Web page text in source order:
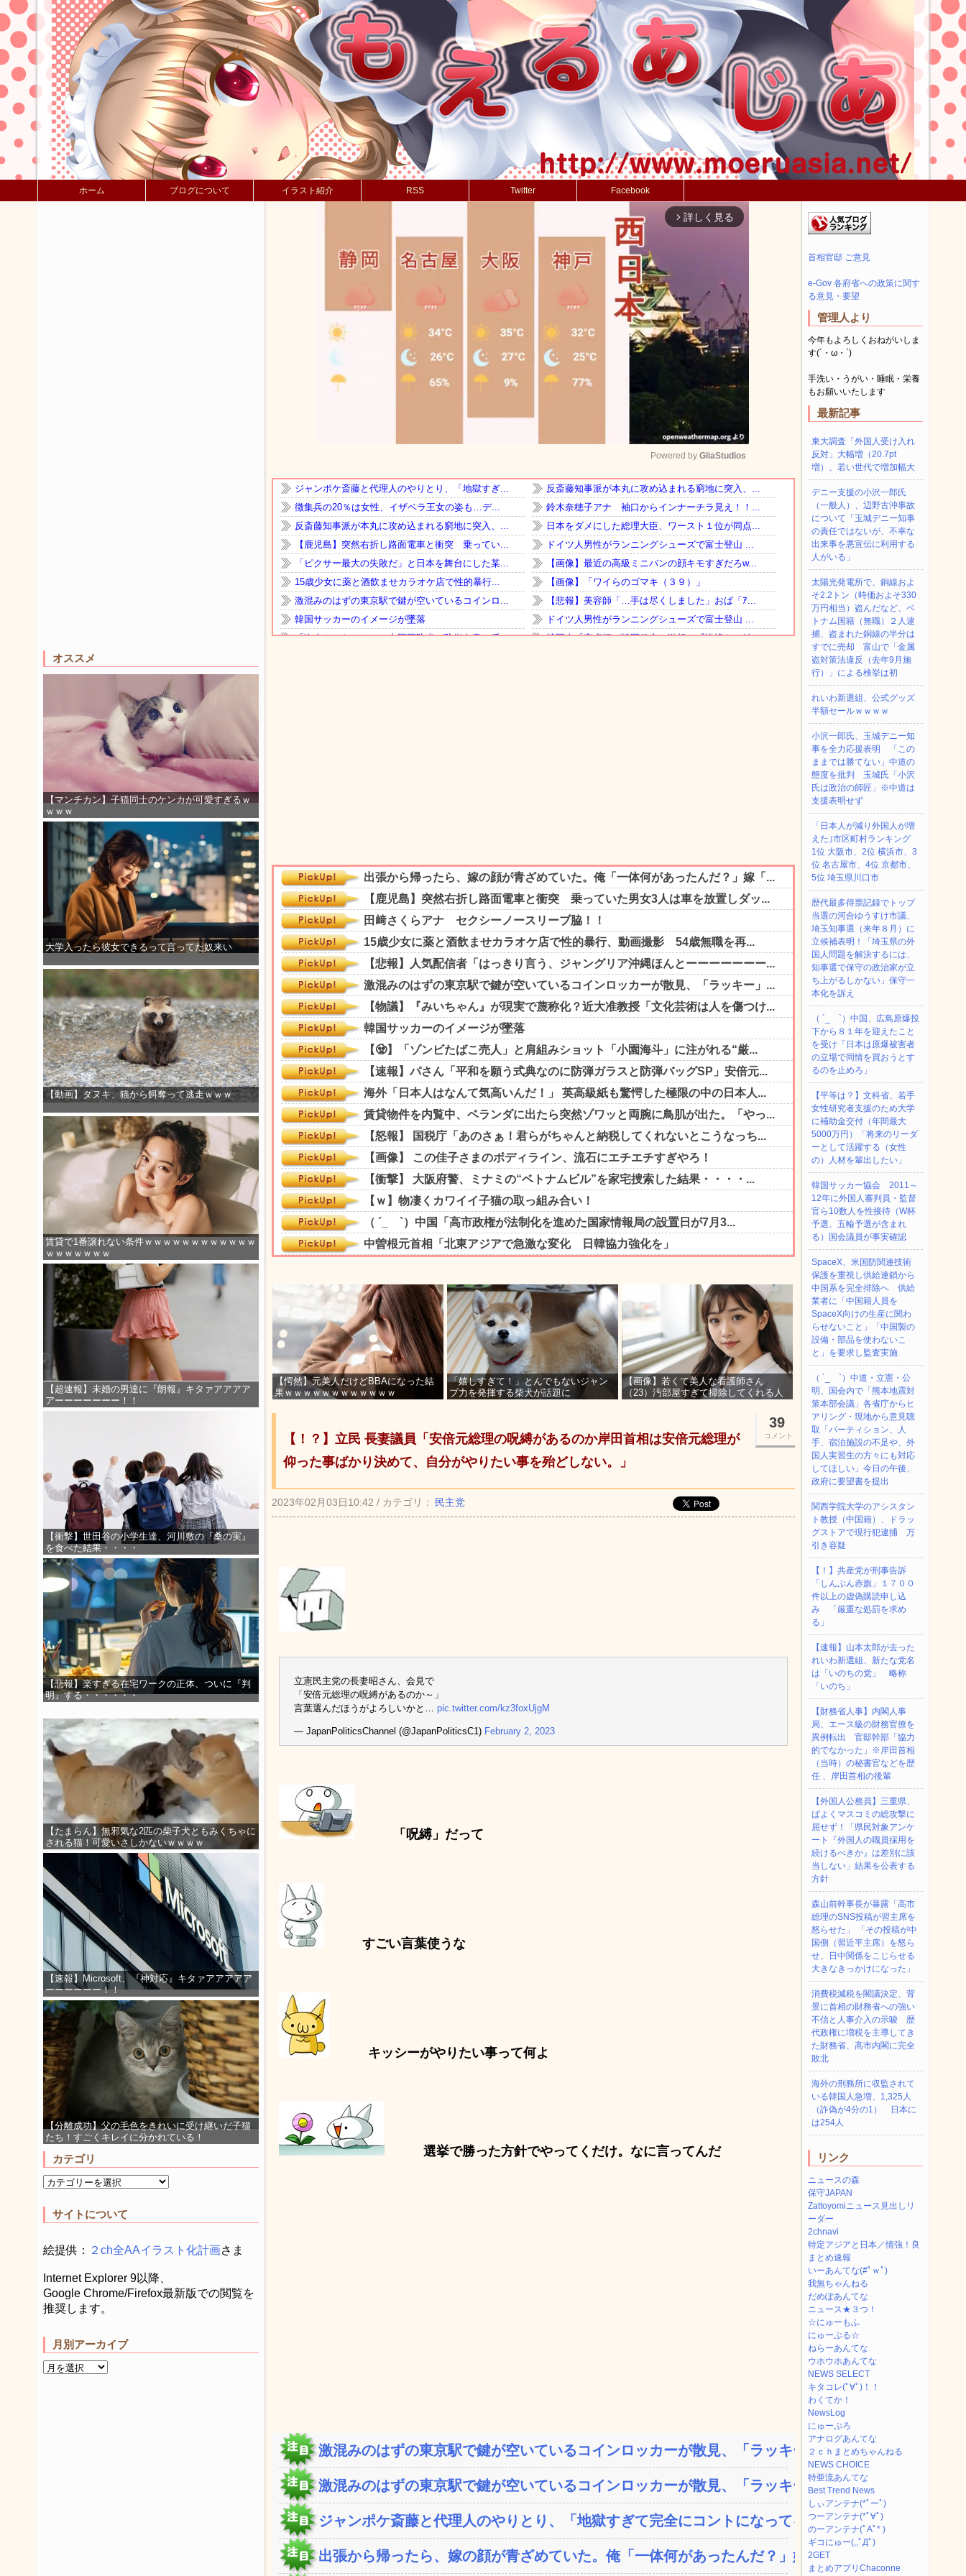
ホーム ブログについて イラスト紹介 RSS Twitter Facebook
オススメ
【マンチカン】子猫同士のケンカが可愛すぎるｗ
ｗｗｗ
大学入ったら彼女できるって言ってた奴来い
【動画】タヌキ、猫から餌奪って逃走ｗｗｗ
賃貸で1番譲れない条件ｗｗｗｗｗｗｗｗｗｗｗｗ
ｗｗｗｗｗｗｗ
【超速報】未婚の男達に『朗報』キタァアアアア
アーーーーーーー！！
【衝撃】世田谷の小学生達、河川敷の『桑の実』
を食べた結果・・・・
【悲報】楽すぎる在宅ワークの正体、ついに『判
明』する・・・・・・
【たまらん】無邪気な2匹の柴子犬ともみくちゃに
される猫！可愛いさしかないｗｗｗｗ
【速報】Microsoft、『神対応』キタァアアアアア
ーーーーーー！！
【分離成功】父の毛色をきれいに受け継いだ子猫
たち！すごくキレイに分かれている！
カテゴリ
サイトについて
絵提供： ２ch全AAイラスト化計画さま
Internet Explorer 9以降、
Google Chrome/Firefox最新版での閲覧を
推奨します。
月別アーカイブ
arrow_forward_ios 詳しく見る
Mute
Powered by GliaStudios
【愕然】元美人だけどBBAになった結
果ｗｗｗｗｗｗｗｗｗｗｗｗ
「嬉しすぎて！」とんでもないジャン
プ力を発揮する柴犬が話題に
【画像】若くて美人な看護師さん
（23）汚部屋すぎて掃除してくれる人
39
コメント
【！？】立民 長妻議員「安倍元総理の呪縛があるのか岸田首相は安倍元総理が
仰った事ばかり決めて、自分がやりたい事を殆どしない。」
2023年02月03日10:42 / カテゴリ： 民主党
立憲民主党の長妻昭さん、会見で
「安倍元総理の呪縛があるのか～」
言葉選んだほうがよろしいかと… pic.twitter.com/kz3foxUjgM
— JapanPoliticsChannel (@JapanPoliticsC1) February 2, 2023
「呪縛」だって
すごい言葉使うな
キッシーがやりたい事って何よ
選挙で勝った方針でやってくだけ。なに言ってんだ
激混みのはずの東京駅で鍵が空いているコインロッカーが散見、「ラッキー」...
激混みのはずの東京駅で鍵が空いているコインロッカーが散見、「ラッキー」...
ジャンポケ斎藤と代理人のやりとり、「地獄すぎて完全にコントになってる…...
出張から帰ったら、嫁の顔が青ざめていた。俺「一体何があったんだ？」嫁「...
首相官邸 ご意見
e-Gov 各府省への政策に関す
る意見・要望
管理人より
今年もよろしくおねがいしま
す(´・ω・`)
手洗い・うがい・睡眠・栄養
もお願いいたします
最新記事
東大調査「外国人受け入れ
反対」大幅増（20.7pt
増）、若い世代で増加幅大
デニー支援の小沢一郎氏
（一般人）、辺野古沖事故
について「玉城デニー知事
の責任ではないが、不幸な
出来事を悪宣伝に利用する
人がいる」
太陽光発電所で、銅線およ
そ2.2トン（時価およそ330
万円相当）盗んだなど、ベ
トナム国籍（無職）２人逮
捕、盗まれた銅線の半分は
すでに売却 富山で「金属
盗対策法違反（去年9月施
行）」による検挙は初
れいわ新選組、公式グッズ
半額セールｗｗｗｗ
小沢一郎氏、玉城デニー知
事を全力応援表明 「この
ままでは勝てない」中道の
態度を批判 玉城氏「小沢
氏は政治の師匠」※中道は
支援表明せず
「日本人が減り外国人が増
えた｣市区町村ランキング
1位 大阪市、2位 横浜市、3
位 名古屋市、4位 京都市、
5位 埼玉県川口市
歴代最多得票記録でトップ
当選の河合ゆうすけ市議、
埼玉知事選（来年８月）に
立候補表明！「埼玉県の外
国人問題を解決するには、
知事選で保守の政治家が立
ち上がるしかない」保守一
本化を訴え
（ ´_ゝ`）中国、広島原爆投
下から８１年を迎えたこと
を受け「日本は原爆被害者
の立場で同情を買おうとす
るのを止めろ」
【平等は？】文科省、若手
女性研究者支援のため大学
に補助金交付（年間最大
5000万円）「将来のリーダ
ーとして活躍する（女性
の）人材を輩出したい」
韓国サッカー協会 2011～
12年に外国人審判員・監督
官ら10数人を性接待（W杯
予選、五輪予選が含まれ
る）国会議員が事実確認
SpaceX、米国防関連技術
保護を重視し供給連鎖から
中国系を完全排除へ 供給
業者に「中国籍人員を
SpaceX向けの生産に関わ
らせないこと」「中国製の
設備・部品を使わないこ
と」を要求し監査実施
（ ´_ゝ`）中道・立憲・公
明、国会内で「熊本地震対
策本部会議」各省庁からヒ
アリング・現地から意見聴
取「パーティション、人
手、宿泊施設の不足や、外
国人実習生の方々にも対応
してほしい」今日の午後、
政府に要望書を提出
関西学院大学のアシスタン
ト教授（中国籍）、ドラッ
グストアで現行犯逮捕 万
引き容疑
【！】共産党が刑事告訴
「しんぶん赤旗」１７００
件以上の虚偽購読申し込
み 「厳重な処罰を求め
る」
【速報】山本太郎が去った
れいわ新選組、新たな党名
は「いのちの党」 略称
「いのち」
【財務省人事】内閣人事
局、エース級の財務官僚を
異例転出 官邸幹部「協力
的でなかった」※岸田首相
（当時）の秘書官などを歴
任 、岸田首相の後輩
【外国人公務員】三重県、
ぱよくマスコミの総攻撃に
屈せず！「県民対象アンケ
ート『外国人の職員採用を
続けるべきか』は差別に該
当しない」結果を公表する
方針
森山前幹事長が暴露「高市
総理のSNS投稿が習主席を
怒らせた」 「その投稿が中
国側（習近平主席）を怒ら
せ、日中関係をこじらせる
大きなきっかけになった」
消費税減税を閣議決定、背
景に首相の財務省への強い
不信と人事介入の示唆 歴
代政権に増税を主導してき
た財務省、高市内閣に完全
敗北
海外の刑務所に収監されて
いる韓国人急増、1,325人
（詐偽が4分の1） 日本に
は254人
リンク
ニュースの森
保守JAPAN
Zattoyomiニュース見出しリ
ーダー
2chnavi
特定アジアと日本／情強！良
まとめ速報
いーあんてな(#ﾟｗﾟ)
我無ちゃんねる
だめぽあんてな
ニュース★３つ！
☆にゅーもふ
にゅーぷる☆
ねらーあんてな
ウホウホあんてな
NEWS SELECT
キタコレ(ﾟ∀ﾟ)！！
わくてか！
NewsLog
にゅーぷろ
アナログあんてな
２ｃｈまとめちゃんねる
NEWS CHOICE
特亜流あんてな
Best Trend News
しぃアンテナ(*ﾟーﾟ)
つーアンテナ(*ﾟ∀ﾟ)
のーアンテナ(ﾟAﾟ* )
ギコにゅー(,,ﾟДﾟ)
2GET
まとめアプリChaconne